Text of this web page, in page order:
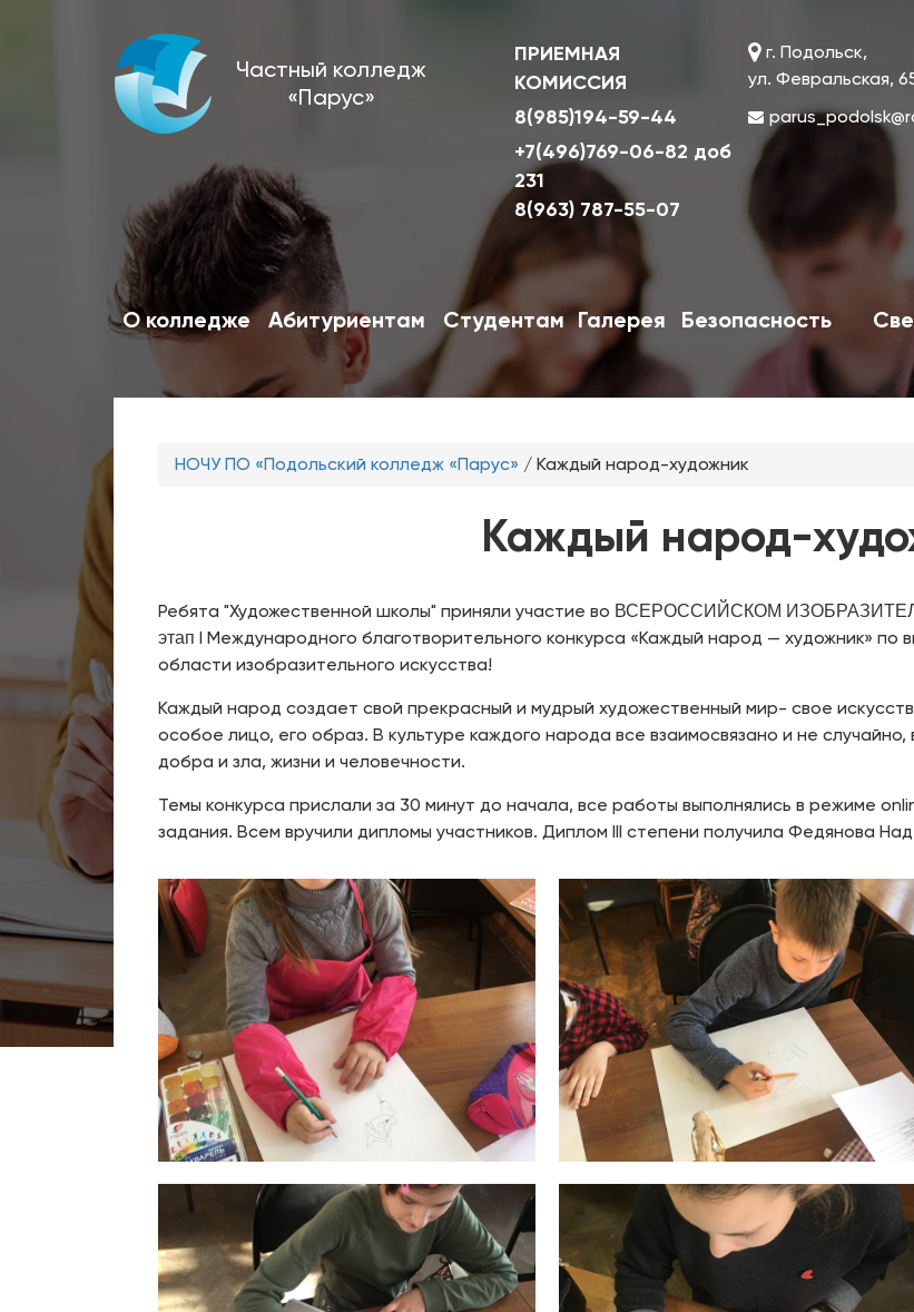
Частный колледж
«Парус»
ПРИЕМНАЯ
КОМИССИЯ
8(985)194-59-44
+7(496)769-06-82 доб
231
8(963) 787-55-07
г. Подольск,
ул. Февральская,
О колледже Абитуриентам Студентам Галерея Безопасность
Вы
НОЧУ ПО «Подольский колледж «Парус» / Каждый народ-художник
Каждый народ-
Ребята "Художественной школы" приняли участие во ВСЕРОССИЙСКОМ
этап I Международного благотворительного конкурса «Каждый народ — художник» по
области изобразительного искусства!
Каждый народ создает свой прекрасный и мудрый художественный мир- свое
особое лицо, его образ. В культуре каждого народа все взаимосвязано и не
добра и зла, жизни и человечности.
Темы конкурса прислали за 30 минут до начала, все работы выполнялись в режиме
задания. Всем вручили дипломы участников. Диплом III степени получила Федянова